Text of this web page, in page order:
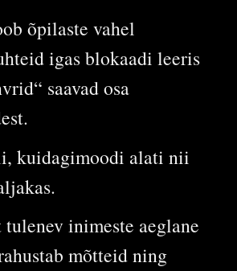
õpilaste vahel
igas blokaadi leeris
saavad osa
kuidagimoodi alati nii
inimeste aeglane
mõtteid ning